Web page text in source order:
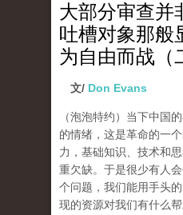
大部分审查并
吐槽对象那
为自由而战（
文/ Don Evans
（泡泡特约） 当下中国
的情绪，这是革命的一
力，基础知识、技术和
重欠缺。于是很少有人
个问题，我们能用手头
现的资源对我们有什么